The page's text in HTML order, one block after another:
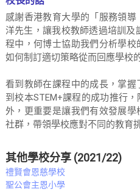
感謝香港教育大學的「服務領
洋先生，讓我校教師透過培訓及
程中，何博士協助我們分析學
如何制訂適切策略從而回應學校
看到教師在課程中的成長，掌握
到校本STEM+課程的成功推行
外，更重要是讓我們有效發展
社群，帶領學校應對不同的教育
其他學校分享 (2021/22)
禮賢會恩慈學校
聖公會主恩小學